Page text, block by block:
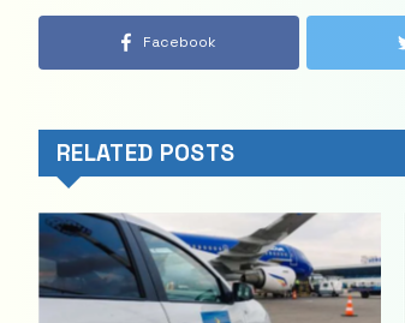
Facebook
RELATED POSTS